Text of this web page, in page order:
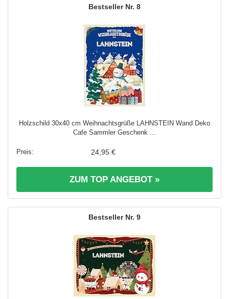
8
Holzschild 30x40 cm Weihnachtsgrüße LAHNSTEIN Wand Deko
Cafe Sammler Geschenk ...
24,95 €
ZUM TOP ANGEBOT »
9